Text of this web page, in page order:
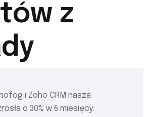
z
i Zoho CRM nasza
o 30% w 6 miesięcy.